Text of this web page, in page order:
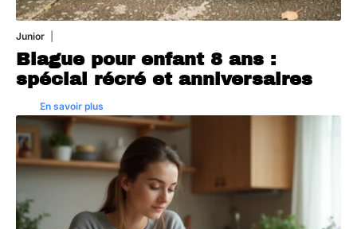
Junior
Blague pour enfant 8 ans :
spécial récré et anniversaires
En savoir plus